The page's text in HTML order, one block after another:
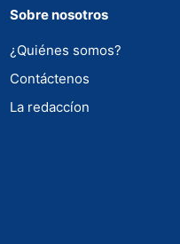
Sobre nosotros
¿Quiénes somos?
Contáctenos
La redaccíon